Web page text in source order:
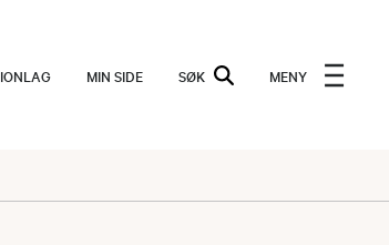
MIN SIDE SØK MENY